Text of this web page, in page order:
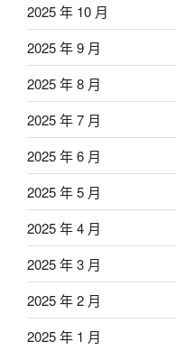
2025 年 10 月
2025 年 9 月
2025 年 8 月
2025 年 7 月
2025 年 6 月
2025 年 5 月
2025 年 4 月
2025 年 3 月
2025 年 2 月
2025 年 1 月